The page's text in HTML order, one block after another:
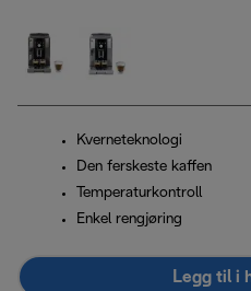
Kverneteknologi
Den ferskeste kaffen
Temperaturkontroll
Enkel rengjøring
Legg til i